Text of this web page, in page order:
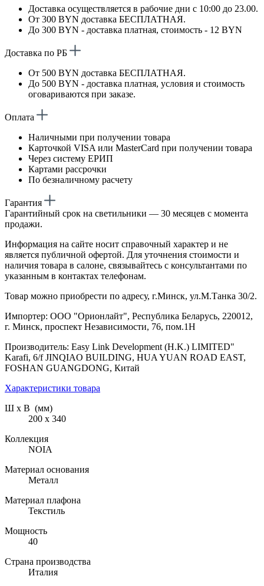
Доставка осуществляется в рабочие дни с 10:00 до 23.00.
От 300 BYN доставка БЕСПЛАТНАЯ.
До 300 BYN - доставка платная, стоимость - 12 BYN
Доставка по РБ
От 500 BYN доставка БЕСПЛАТНАЯ.
До 500 BYN - доставка платная, условия и стоимость
оговариваются при заказе.
Оплата
Наличными при получении товара
Карточкой VISA или MasterCard при получении товара
Через систему ЕРИП
Картами рассрочки
По безналичному расчету
Гарантия
Гарантийный срок на светильники — 30 месяцев с момента
продажи.
Информация на сайте носит справочный характер и не
является публичной офертой. Для уточнения стоимости и
наличия товара в салоне, связывайтесь с консультантами по
указанным в контактах телефонам.
Товар можно приобрести по адресу, г.Минск, ул.М.Танка 30/2.
Импортер: ООО "Орионлайт", Республика Беларусь, 220012,
г. Минск, проспект Независимости, 76, пом.1Н
Производитель: Easy Link Development (H.K.) LIMITED"
Karafi, 6/f JINQIAO BUILDING, HUA YUAN ROAD EAST,
FOSHAN GUANGDONG, Китай
Характеристики товара
Ш х В (мм)
200 х 340
Коллекция
NOIA
Материал основания
Металл
Материал плафона
Текстиль
Мощность
40
Страна производства
Италия